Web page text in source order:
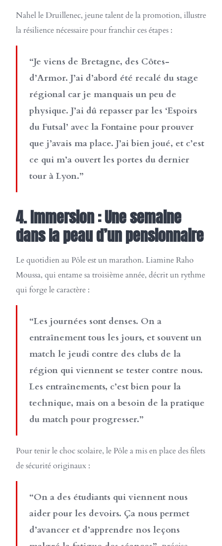
Nahel le Druillenec, jeune talent de la promotion, illustre
la résilience nécessaire pour franchir ces étapes :
“Je viens de Bretagne, des Côtes-
d’Armor. J’ai d’abord été recalé du stage
régional car je manquais un peu de
physique. J’ai dû repasser par les ‘Espoirs
du Futsal’ avec la Fontaine pour prouver
que j’avais ma place. J’ai bien joué, et c’est
ce qui m’a ouvert les portes du dernier
tour à Lyon.”
4. Immersion : Une semaine
dans la peau d’un pensionnaire
Le quotidien au Pôle est un marathon. Liamine Raho
Moussa, qui entame sa troisième année, décrit un rythme
qui forge le caractère :
“Les journées sont denses. On a
entraînement tous les jours, et souvent un
match le jeudi contre des clubs de la
région qui viennent se tester contre nous.
Les entraînements, c’est bien pour la
technique, mais on a besoin de la pratique
du match pour progresser.”
Pour tenir le choc scolaire, le Pôle a mis en place des filets
de sécurité originaux :
“On a des étudiants qui viennent nous
aider pour les devoirs. Ça nous permet
d’avancer et d’apprendre nos leçons